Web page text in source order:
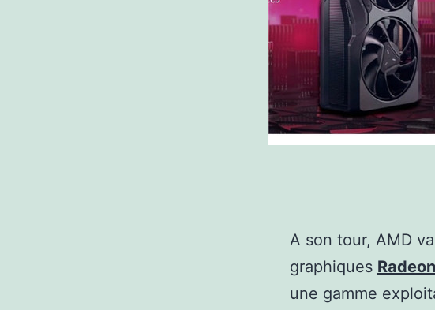
A son tour, AMD
graphiques
une gamme